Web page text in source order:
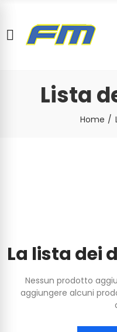
Lista
Home
La lista dei
Nessun prodotto
aggiungere alcuni